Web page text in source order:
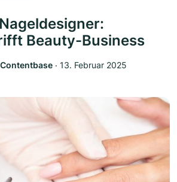
Beauty-Business
‧ 13. Februar 2025